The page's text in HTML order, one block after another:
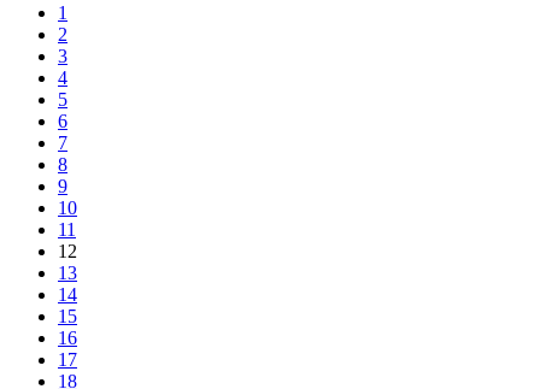
entradas
1
2
3
4
5
6
7
8
9
10
11
12
13
14
15
16
17
18